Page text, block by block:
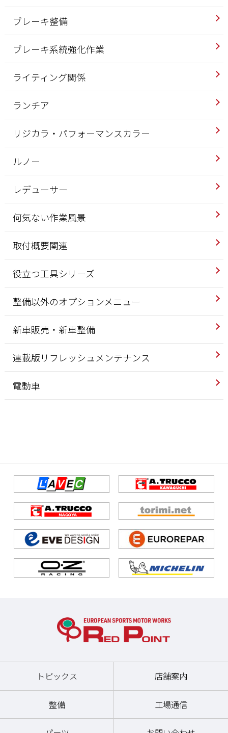
ブレーキ整備
ブレーキ系統強化作業
ライティング関係
ランチア
リジカラ・パフォーマンスカラー
ルノー
レデューサー
何気ない作業風景
取付概要関連
役立つ工具シリーズ
整備以外のオプションメニュー
新車販売・新車整備
連載版リフレッシュメンテナンス
電動車
トピックス 店舗案内
整備 工場通信